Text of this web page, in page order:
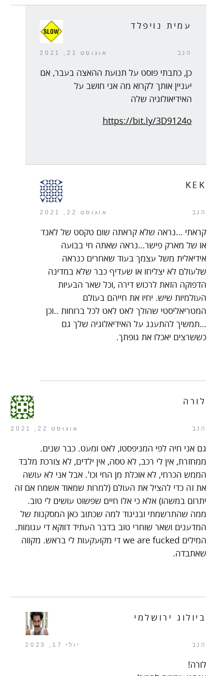
הגב אוגוסט 21, 2021
עמית נויפלד
כן, כתבתי פוסט על תנועת ההאצה בעבר, אם
יעניין אותך לקרוא מה אני חושב על
האידיאולוגיה שלה
https://bit.ly/3D9124o
הגב אוגוסט 22, 2021
KEK
קראתי …נראה שלא קראתה שום טקסט של לאנד
או של מארק פישר…נראה שאתה חי בבועה
אידיאלית משל עצמך בעוד שאחרים כנראה
שלעולם לא יצליחו או שעדיף כבר שלא במדינה
הדפוקה הזאת לרכוש דירה ,וכל שאר הבעיות
העולמיות שיש. יחיו את חייהם בעולם
המטריאליסטי שהולך לאט לאט לכל ברוחות ..וכן
…תמשיך להתענג על האידיאלוגיה שלך גם
כששרצים יאכלו את גופתך.
הגב אוגוסט 22, 2021
לורה
גם אני חיה לפי המניפסטו, לאט ומעט. כבר שנים.
ממחזרת, אין לי רכב, לא טסה, אין ילדים, לא צורכת מלבד
הממש הכרחי, לא אוכלת מן החי וכו'. אבל אני לא עושה
את זה כדי להציל את העולם (למרות שמאוד אשמח אם זה
יתרום במשהו) אלא כי אלו חיים שפשוט עושים לי טוב.
ממה שהתרשמתי ובניגוד למה שכתוב כאן המסקנות של
המדענים ושאר שוחרי טוב בדבר העתיד דווקא די עגומות.
המילים we are fucked די מקועקעות לי בראש. מקווה
שאתבדה.
הגב יולי 17, 2023
ביולוג ירושלמי
לורה!